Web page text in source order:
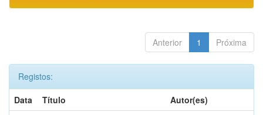
Anterior 1 Próxima
Registos:
Data
Título
Autor(es)